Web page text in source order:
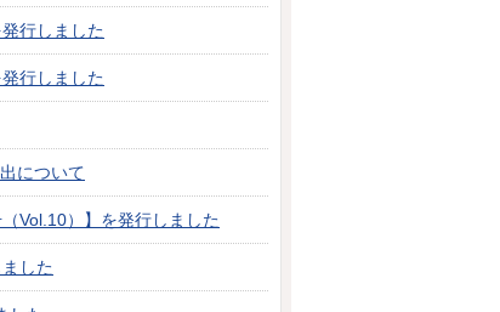
行しました
行しました
について
Vol.10）】を発行しました
した